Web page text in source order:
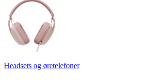
Headsets og øretelefoner